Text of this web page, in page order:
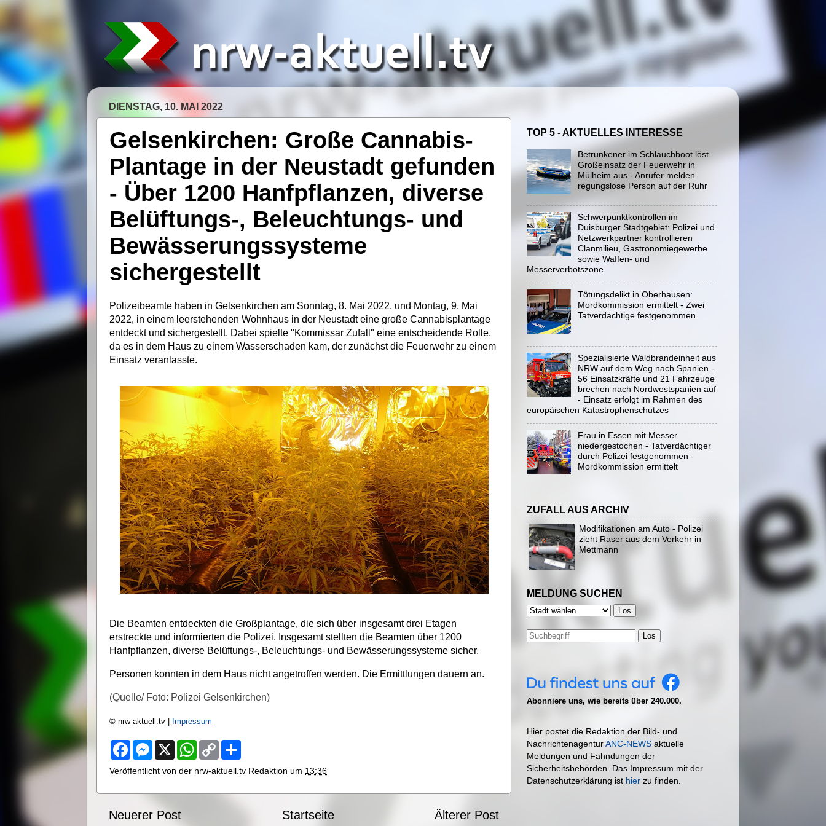
DIENSTAG, 10. MAI 2022
Gelsenkirchen: Große Cannabis-
Plantage in der Neustadt gefunden
- Über 1200 Hanfpflanzen, diverse
Belüftungs-, Beleuchtungs- und
Bewässerungssysteme
sichergestellt
Polizeibeamte haben in Gelsenkirchen am Sonntag, 8. Mai 2022, und Montag, 9. Mai
2022, in einem leerstehenden Wohnhaus in der Neustadt eine große Cannabisplantage
entdeckt und sichergestellt. Dabei spielte "Kommissar Zufall" eine entscheidende Rolle,
da es in dem Haus zu einem Wasserschaden kam, der zunächst die Feuerwehr zu einem
Einsatz veranlasste.
Die Beamten entdeckten die Großplantage, die sich über insgesamt drei Etagen
erstreckte und informierten die Polizei. Insgesamt stellten die Beamten über 1200
Hanfpflanzen, diverse Belüftungs-, Beleuchtungs- und Bewässerungssysteme sicher.
Personen konnten in dem Haus nicht angetroffen werden. Die Ermittlungen dauern an.
(Quelle/ Foto: Polizei Gelsenkirchen)
© nrw-aktuell.tv | Impressum
F
e
o
k
M
s
n
e
X
W
t
A
C
y
i
r
Veröffentlicht von der nrw-aktuell.tv Redaktion um 13:36
Neuerer Post Älterer Post
Startseite
TOP 5 - AKTUELLES INTERESSE
Betrunkener im Schlauchboot löst
Großeinsatz der Feuerwehr in
Mülheim aus - Anrufer melden
regungslose Person auf der Ruhr
Schwerpunktkontrollen im
Duisburger Stadtgebiet: Polizei und
Netzwerkpartner kontrollieren
Clanmilieu, Gastronomiegewerbe
sowie Waffen- und
Messerverbotszone
Tötungsdelikt in Oberhausen:
Mordkommission ermittelt - Zwei
Tatverdächtige festgenommen
Spezialisierte Waldbrandeinheit aus
NRW auf dem Weg nach Spanien -
56 Einsatzkräfte und 21 Fahrzeuge
brechen nach Nordwestspanien auf
- Einsatz erfolgt im Rahmen des
europäischen Katastrophenschutzes
Frau in Essen mit Messer
niedergestochen - Tatverdächtiger
durch Polizei festgenommen -
Mordkommission ermittelt
ZUFALL AUS ARCHIV
Modifikationen am Auto - Polizei
zieht Raser aus dem Verkehr in
Mettmann
MELDUNG SUCHEN
Los
Abonniere uns, wie bereits über 240.000.
Hier postet die Redaktion der Bild- und
NachrichtenagenturANC-NEWS aktuelle
Meldungen und Fahndungen der
Sicherheitsbehörden. Das Impressum mit der
Datenschutzerklärung ist hier zu finden.